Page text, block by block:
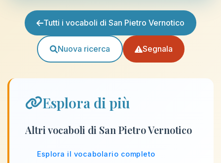
Tutti i vocaboli di San Pietro Vernotico
Nuova ricerca Segnala
Esplora di più
Altri vocaboli di San Pietro Vernotico
Esplora il vocabolario completo